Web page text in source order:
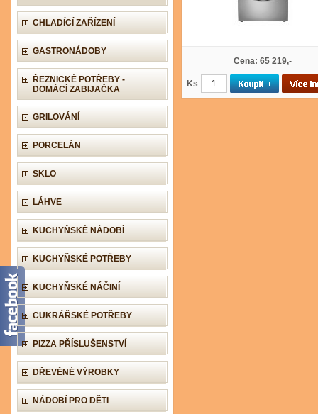
CHLADÍCÍ ZAŘÍZENÍ
GASTRONÁDOBY
ŘEZNICKÉ POTŘEBY -
DOMÁCÍ ZABIJAČKA
GRILOVÁNÍ
PORCELÁN
SKLO
LÁHVE
KUCHYŇSKÉ NÁDOBÍ
KUCHYŇSKÉ POTŘEBY
KUCHYŇSKÉ NÁČINÍ
CUKRÁŘSKÉ POTŘEBY
PIZZA PŘÍSLUŠENSTVÍ
DŘEVĚNÉ VÝROBKY
NÁDOBÍ PRO DĚTI
Cena: 65 219,-
Ks